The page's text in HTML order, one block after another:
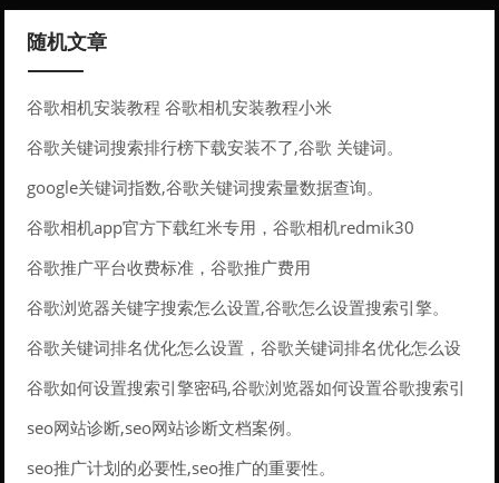
随机文章
谷歌相机安装教程 谷歌相机安装教程小米
谷歌关键词搜索排行榜下载安装不了,谷歌 关键词。
google关键词指数,谷歌关键词搜索量数据查询。
谷歌相机app官方下载红米专用，谷歌相机redmik30
谷歌推广平台收费标准，谷歌推广费用
谷歌浏览器关键字搜索怎么设置,谷歌怎么设置搜索引擎。
谷歌关键词排名优化怎么设置，谷歌关键词排名优化怎么设
置的
谷歌如何设置搜索引擎密码,谷歌浏览器如何设置谷歌搜索引
擎。
seo网站诊断,seo网站诊断文档案例。
seo推广计划的必要性,seo推广的重要性。